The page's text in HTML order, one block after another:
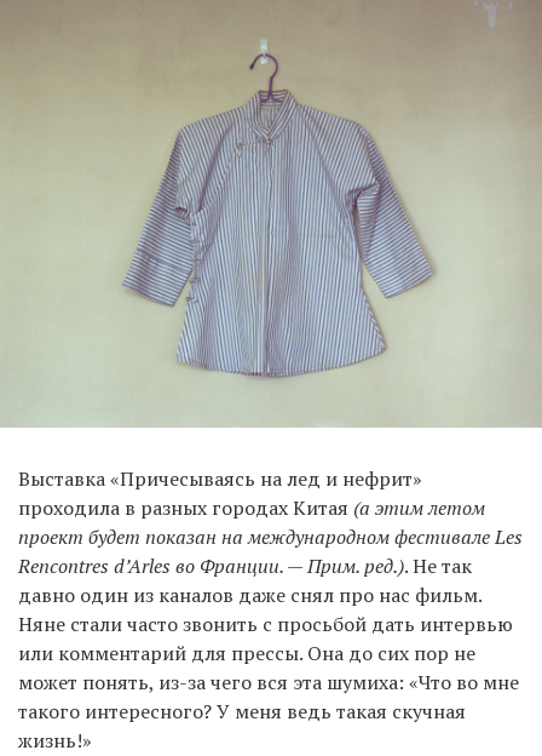
Выставка «Причесываясь на лед и нефрит»
проходила в разных городах Китая (а этим летом
проект будет показан на международном фестивале Les
Rencontres d’Arles во Франции. — Прим. ред.). Не так
давно один из каналов даже снял про нас фильм.
Няне стали часто звонить с просьбой дать интервью
или комментарий для прессы. Она до сих пор не
может понять, из-за чего вся эта шумиха: «Что во мне
такого интересного? У меня ведь такая скучная
жизнь!»